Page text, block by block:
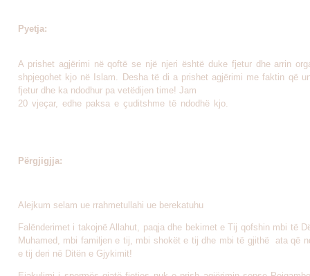
Pyetja:
A prishet agjërimi në qoftë se një njeri është duke fjetur dhe arrin
shpjegohet kjo në Islam. Desha të di a prishet agjërimi me faktin që
fjetur dhe ka ndodhur pa vetëdijen time! Jam
20 vjeçar, edhe paksa e çuditshme të
Përgjigjja:
Alejkum selam ue rrahmetullahi ue berekatuhu
Falënderimet i takojnë Allahut, paqja dhe bekimet e Tij qofshin mbi të
Muhamed, mbi familjen e tij, mbi shokët e tij dhe mbi të gjithë ata që
e tij deri në Ditën e Gjykimit!